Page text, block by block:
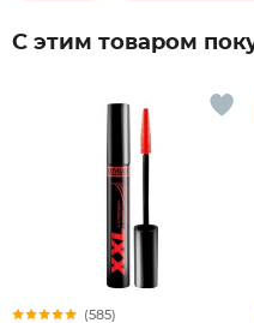
С этим товаром
(585)